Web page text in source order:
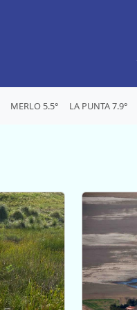
MERLO 5.5° LA PUNTA 7.9°